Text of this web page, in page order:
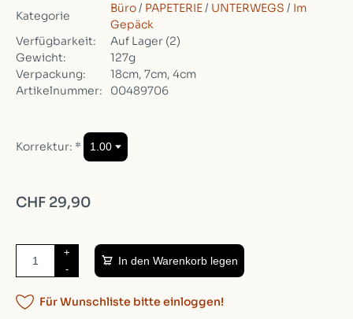
Kategorie
Büro/ PAPETERIE/ UNTERWEGS / Im
Gepäck
Verfügbarkeit:
Auf Lager (2)
Gewicht:
127g
Verpackung:
18cm, 7cm, 4cm
Artikelnummer:
00489706
Korrektur: *
CHF 29,90
+
-
In den Warenkorb legen
Für Wunschliste bitte einloggen!